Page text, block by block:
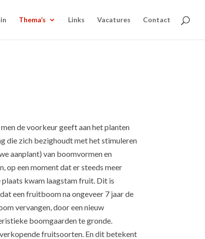
Thema’s Links Vacatures Contact
de voorkeur geeft aan het planten
die zich bezighoudt met het stimuleren
aanplant) van boomvormen en
op een moment dat er steeds meer
kwam laagstam fruit. Dit is
een fruitboom na ongeveer 7 jaar de
vervangen, door een nieuw
boomgaarden te gronde.
fruitsoorten. En dit betekent